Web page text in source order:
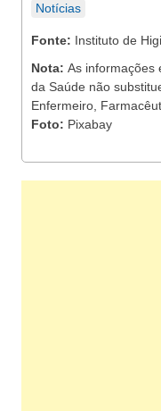
Notícias
Fonte: Instituto de
Nota: As informações
da Saúde não
Enfermeiro,
Foto: Pixabay